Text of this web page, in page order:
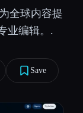
全球内容提
业编辑。.
Save